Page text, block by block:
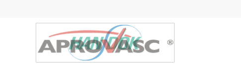
메디인포 인사
오피니언 칼럼